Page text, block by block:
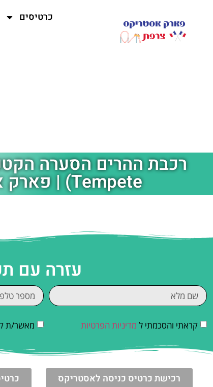
כרטיסים
Tempete) | פארק אסטריקס
עזרה עם
קראתי והסכמתי ל מדיניות הפרטיות מאשר/ת
רכישת כרטיס כניסה לאסטריקס